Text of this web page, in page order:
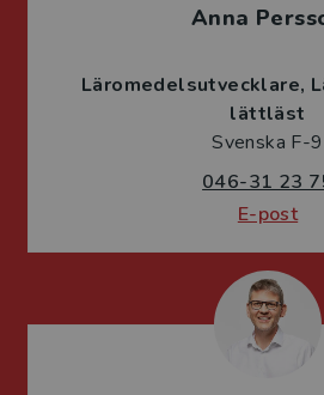
Anna
Läromedelsutvecklare
lättläst
Svenska F-9
046-31 23
E-post